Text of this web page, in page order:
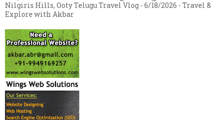
Nilgiris Hills, Ooty Telugu Travel Vlog - 6/18/2026 - Travel &
Explore with Akbar